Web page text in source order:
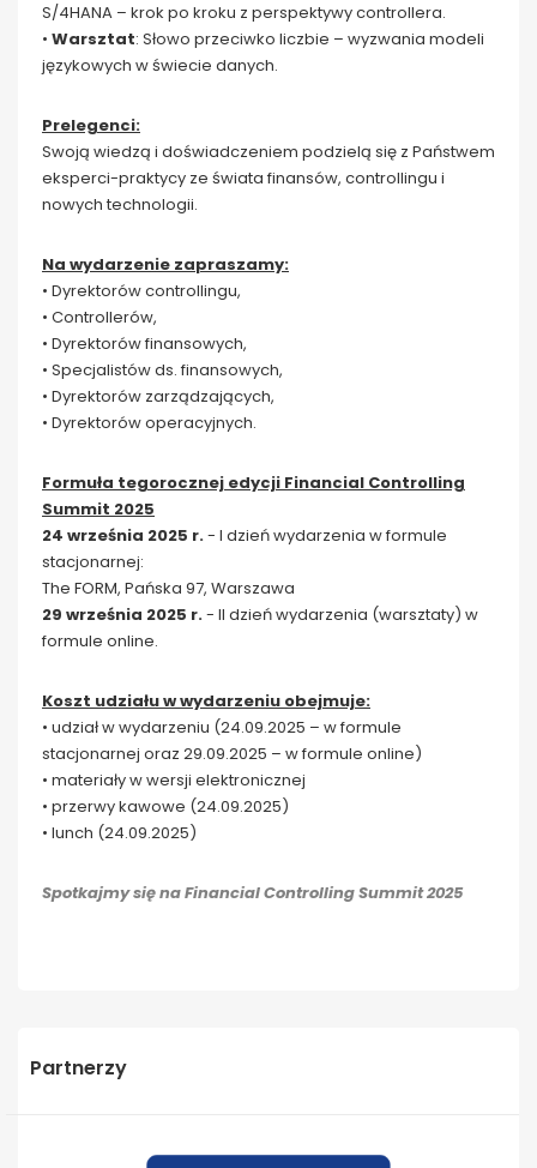
S/4HANA – krok po kroku z perspektywy controllera.
• Warsztat: Słowo przeciwko liczbie – wyzwania modeli
językowych w świecie danych.
Prelegenci:
Swoją wiedzą i doświadczeniem podzielą się z Państwem
eksperci-praktycy ze świata finansów, controllingu i
nowych technologii.
Na wydarzenie zapraszamy:
• Dyrektorów controllingu,
• Controllerów,
• Dyrektorów finansowych,
• Specjalistów ds. finansowych,
• Dyrektorów zarządzających,
• Dyrektorów operacyjnych.
Formuła tegorocznej edycji Financial Controlling
Summit 2025
24 września 2025 r.- I dzień wydarzenia w formule
stacjonarnej:
The FORM, Pańska 97, Warszawa
29 września 2025 r.- II dzień wydarzenia (warsztaty) w
formule online.
Koszt udziału w wydarzeniu obejmuje:
• udział w wydarzeniu (24.09.2025 – w formule
stacjonarnej oraz 29.09.2025 – w formule online)
• materiały w wersji elektronicznej
• przerwy kawowe (24.09.2025)
• lunch (24.09.2025)
Spotkajmy się na Financial Controlling Summit 2025
Partnerzy